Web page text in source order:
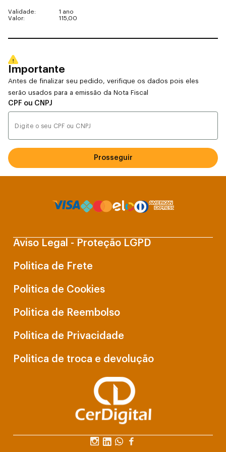
Validade:
1 ano
Valor:
115,00
Importante
Antes de finalizar seu pedido, verifique os dados pois eles
serão usados para a emissão da Nota Fiscal
CPF ou CNPJ
Prosseguir
Aviso Legal - Proteção LGPD
Politica de Frete
Politica de Cookies
Politica de Reembolso
Politica de Privacidade
Politica de troca e devolução